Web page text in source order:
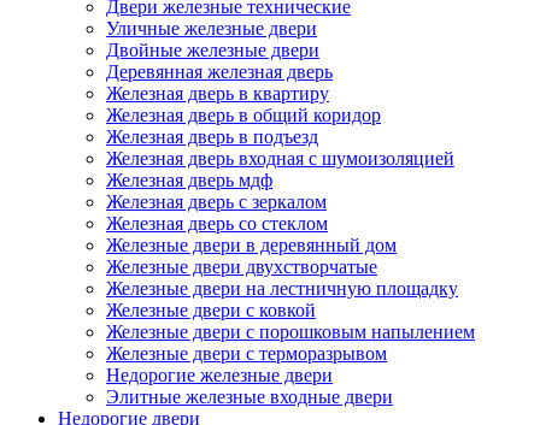
Двери железные технические
Уличные железные двери
Двойные железные двери
Деревянная железная дверь
Железная дверь в квартиру
Железная дверь в общий коридор
Железная дверь в подъезд
Железная дверь входная с шумоизоляцией
Железная дверь мдф
Железная дверь с зеркалом
Железная дверь со стеклом
Железные двери в деревянный дом
Железные двери двухстворчатые
Железные двери на лестничную площадку
Железные двери с ковкой
Железные двери с порошковым напылением
Железные двери с терморазрывом
Недорогие железные двери
Элитные железные входные двери
Недорогие двери